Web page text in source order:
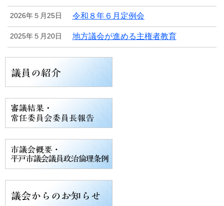
2026年５月25日 令和８年６月定例会
2025年５月20日 地方議会が進める主権者教育